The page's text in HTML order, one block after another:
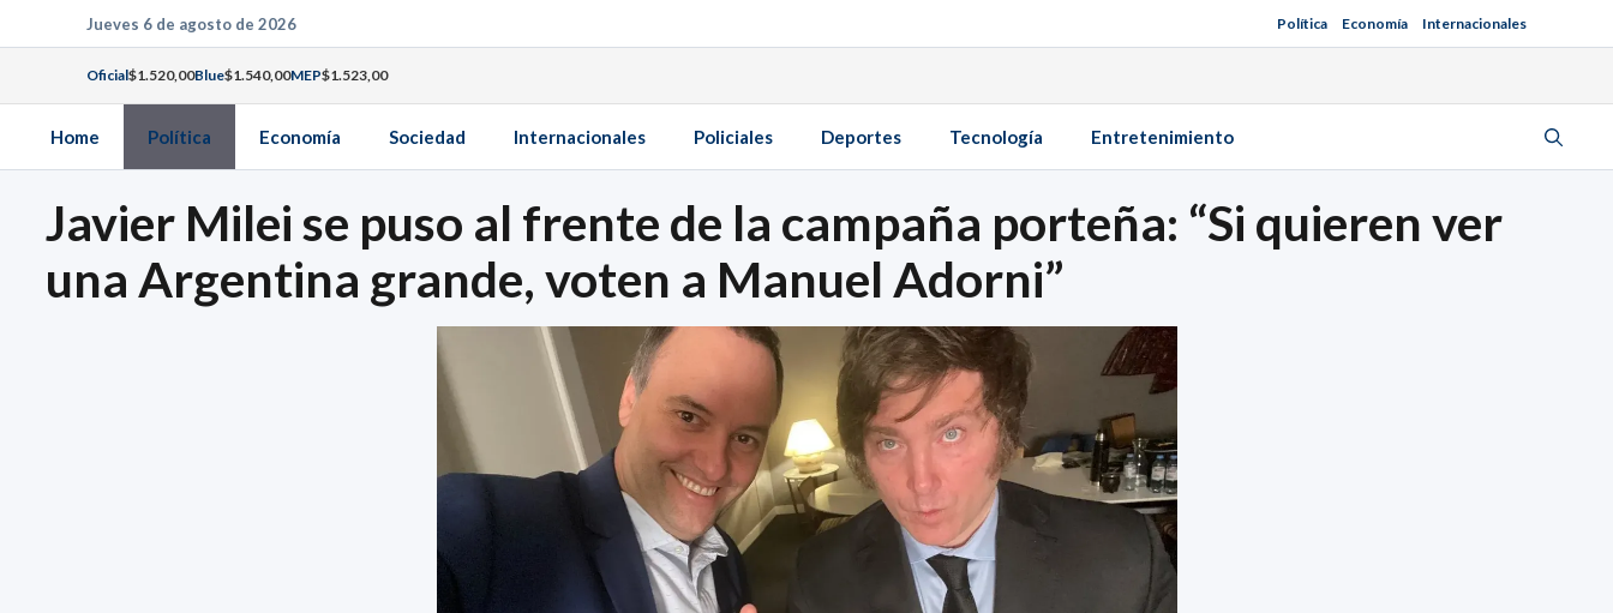
al
contenido
Jueves 6 de agosto de 2026 Política Economía Internacionales
Oficial$1.520,00Blue$1.540,00MEP$1.523,00
Home Política Economía Sociedad Internacionales Policiales Deportes Tecnología Entretenimiento
Javier Milei se puso al frente de la campaña porteña: “Si quieren ver
una Argentina grande, voten a Manuel Adorni”